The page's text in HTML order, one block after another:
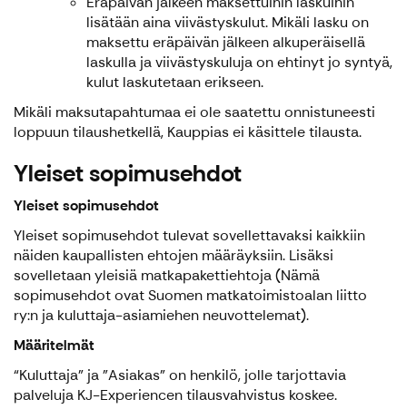
lisätään aina viivästyskulut. Mikäli lasku on
maksettu eräpäivän jälkeen alkuperäisellä
laskulla ja viivästyskuluja on ehtinyt jo syntyä,
kulut laskutetaan erikseen.
Mikäli maksutapahtumaa ei ole saatettu onnistuneesti
loppuun tilaushetkellä, Kauppias ei käsittele tilausta.
Yleiset sopimusehdot
Yleiset sopimusehdot
Yleiset sopimusehdot tulevat sovellettavaksi kaikkiin
näiden kaupallisten ehtojen määräyksiin. Lisäksi
sovelletaan yleisiä matkapakettiehtoja (Nämä
sopimusehdot ovat Suomen matkatoimistoalan liitto
ry:n ja kuluttaja-asiamiehen neuvottelemat).
Määritelmät
“Kuluttaja” ja ”Asiakas” on henkilö, jolle tarjottavia
palveluja KJ-Experiencen tilausvahvistus koskee.